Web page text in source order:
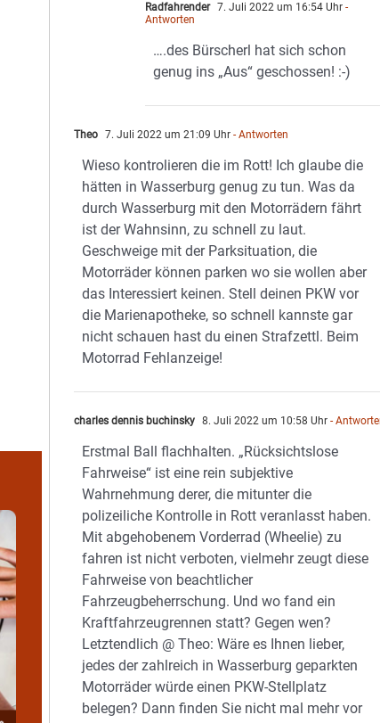
Radfahrender 7. Juli 2022 um 16:54 Uhr -
Antworten
….des Bürscherl hat sich schon
genug ins „Aus“ geschossen! :-)
Theo 7. Juli 2022 um 21:09 Uhr - Antworten
Wieso kontrolieren die im Rott! Ich glaube die
hätten in Wasserburg genug zu tun. Was da
durch Wasserburg mit den Motorrädern fährt
ist der Wahnsinn, zu schnell zu laut.
Geschweige mit der Parksituation, die
Motorräder können parken wo sie wollen aber
das Interessiert keinen. Stell deinen PKW vor
die Marienapotheke, so schnell kannste gar
nicht schauen hast du einen Strafzettl. Beim
Motorrad Fehlanzeige!
charles dennis buchinsky 8. Juli 2022 um 10:58 Uhr -
Erstmal Ball flachhalten. „Rücksichtslose
Fahrweise“ ist eine rein subjektive
Wahrnehmung derer, die mitunter die
polizeiliche Kontrolle in Rott veranlasst haben.
Mit abgehobenem Vorderrad (Wheelie) zu
fahren ist nicht verboten, vielmehr zeugt diese
Fahrweise von beachtlicher
Fahrzeugbeherrschung. Und wo fand ein
Kraftfahrzeugrennen statt? Gegen wen?
Letztendlich @ Theo: Wäre es Ihnen lieber,
jedes der zahlreich in Wasserburg geparkten
Motorräder würde einen PKW-Stellplatz
belegen? Dann finden Sie nicht mal mehr vor